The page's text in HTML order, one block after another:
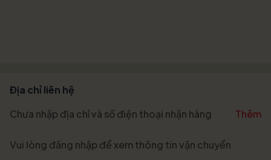
Địa chỉ liên hệ
Chưa nhập địa chỉ và số điện thoại nhận hàng
Thêm
Vui lòng đăng nhập để xem thông tin vận chuyển